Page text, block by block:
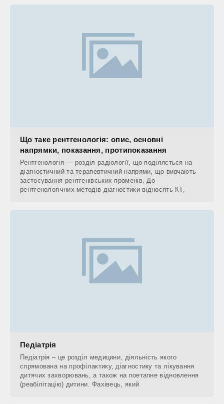
Що таке рентгенологія: опис, основні
напрямки, показання, протипоказання
Рентгенологія — розділ радіології, що поділяється на
діагностичний та терапевтичний напрями, що вивчають
застосування рентгенівських променів. До
рентгенологічних методів діагностики відносять КТ,
Педіатрія
Педіатрія – це розділ медицини, діяльність якого
спрямована на профілактику, діагностику та лікування
дитячих захворювань, а також на поетапне відновлення
(реабілітацію) дитини. Фахівець, який